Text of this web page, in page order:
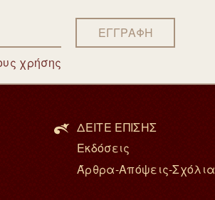
χρήσης
ΕΓΓΡΑΦΗ
ΔΕΙΤΕ ΕΠΙΣΗΣ
Εκδόσεις
Άρθρα-Απόψεις-Σχόλια